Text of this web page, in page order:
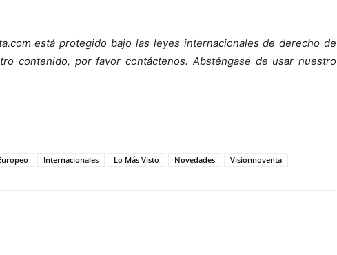
está protegido bajo las leyes internacionales de derecho de
contenido, por favor contáctenos. Absténgase de usar nuestro
Internacionales Lo Más Visto Novedades Visionnoventa